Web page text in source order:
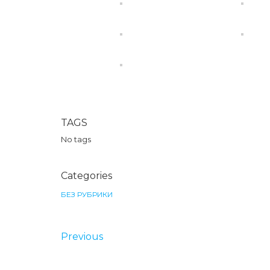
TAGS
No tags
Categories
БЕЗ РУБРИКИ
Previous